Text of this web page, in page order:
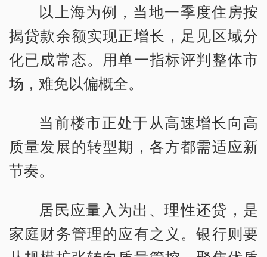
以上海为例，当地一季度住房按
揭贷款余额实现正增长，足见区域分
化已成常态。用单一指标评判整体市
场，难免以偏概全。
当前楼市正处于从高速增长向高
质量发展的转型期，各方都需适应新
节奏。
居民应量入为出、理性还贷，是
家庭财务管理的应有之义。银行则要